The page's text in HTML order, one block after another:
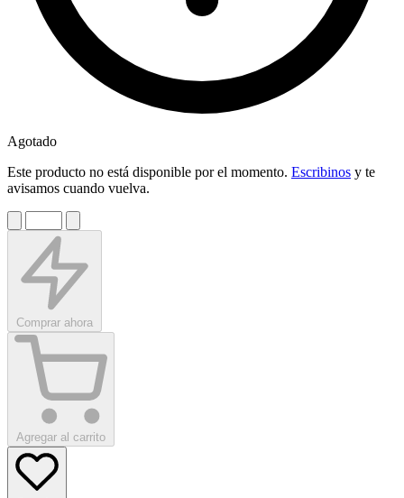
Agotado
Este producto no está disponible por el momento. Escribinos y te
avisamos cuando vuelva.
Comprar ahora
Agregar al carrito